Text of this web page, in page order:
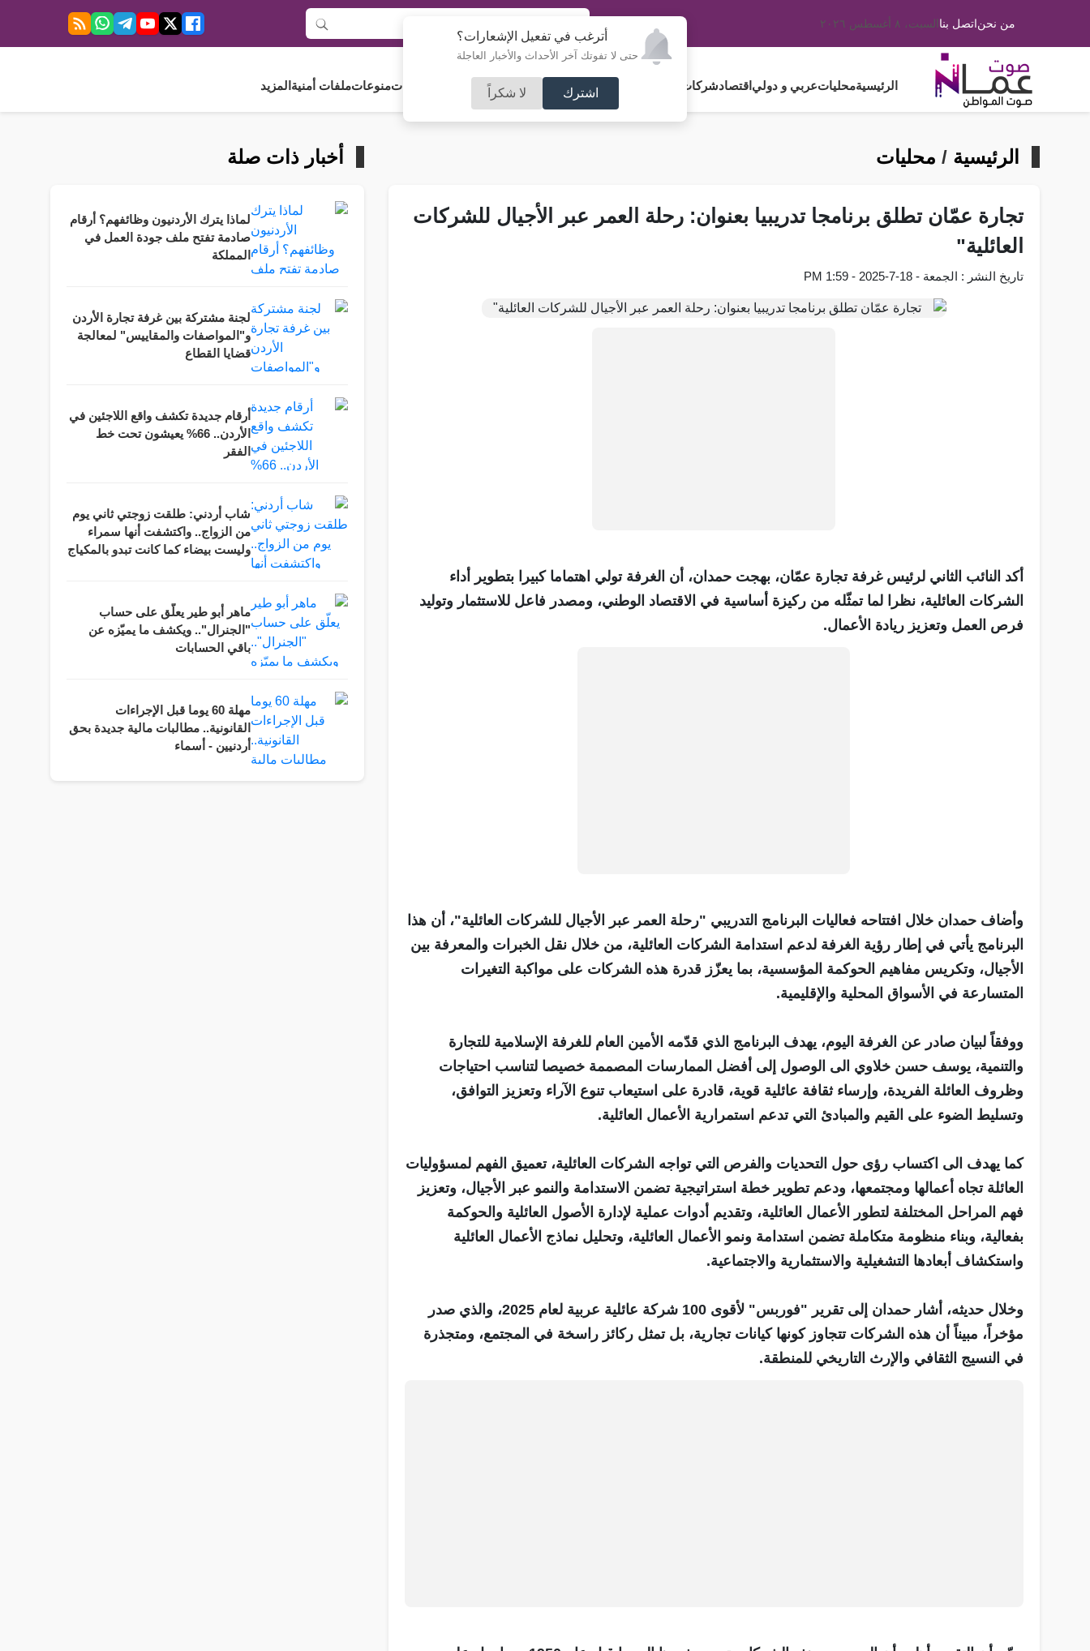
أترغب في تفعيل الإشعارات؟
حتى لا تفوتك آخر الأحداث والأخبار العاجلة
اشترك لا شكراً
من نحناتصل بناالسبت، ٨ أغسطس ٢٠٢٦
الرئيسيةمحلياتعربي و دولي اقتصادشركات و استثمار فلسطين مجلس الأمةرياضة آراء و مقالات جامعاتمنوعاتملفات أمنية المزيد
الرئيسية / محليات
تجارة عمّان تطلق برنامجا تدريبيا بعنوان: رحلة العمر عبر الأجيال للشركات
العائلية"
تاريخ النشر : الجمعة - 18-7-2025 - 1:59 PM
أكد النائب الثاني لرئيس غرفة تجارة عمّان، بهجت حمدان، أن الغرفة تولي اهتماما كبيرا بتطوير أداء
الشركات العائلية، نظرا لما تمثّله من ركيزة أساسية في الاقتصاد الوطني، ومصدر فاعل للاستثمار وتوليد
فرص العمل وتعزيز ريادة الأعمال.
وأضاف حمدان خلال افتتاحه فعاليات البرنامج التدريبي "رحلة العمر عبر الأجيال للشركات العائلية"، أن هذا
البرنامج يأتي في إطار رؤية الغرفة لدعم استدامة الشركات العائلية، من خلال نقل الخبرات والمعرفة بين
الأجيال، وتكريس مفاهيم الحوكمة المؤسسية، بما يعزّز قدرة هذه الشركات على مواكبة التغيرات
المتسارعة في الأسواق المحلية والإقليمية.
ووفقاً لبيان صادر عن الغرفة اليوم، يهدف البرنامج الذي قدّمه الأمين العام للغرفة الإسلامية للتجارة
والتنمية، يوسف حسن خلاوي الى الوصول إلى أفضل الممارسات المصممة خصيصا لتناسب احتياجات
وظروف العائلة الفريدة، وإرساء ثقافة عائلية قوية، قادرة على استيعاب تنوع الآراء وتعزيز التوافق،
وتسليط الضوء على القيم والمبادئ التي تدعم استمرارية الأعمال العائلية.
كما يهدف الى اكتساب رؤى حول التحديات والفرص التي تواجه الشركات العائلية، تعميق الفهم لمسؤوليات
العائلة تجاه أعمالها ومجتمعها، ودعم تطوير خطة استراتيجية تضمن الاستدامة والنمو عبر الأجيال، وتعزيز
فهم المراحل المختلفة لتطور الأعمال العائلية، وتقديم أدوات عملية لإدارة الأصول العائلية والحوكمة
بفعالية، وبناء منظومة متكاملة تضمن استدامة ونمو الأعمال العائلية، وتحليل نماذج الأعمال العائلية
واستكشاف أبعادها التشغيلية والاستثمارية والاجتماعية.
وخلال حديثه، أشار حمدان إلى تقرير "فوربس" لأقوى 100 شركة عائلية عربية لعام 2025، والذي صدر
مؤخراً، مبيناً أن هذه الشركات تتجاوز كونها كيانات تجارية، بل تمثل ركائز راسخة في المجتمع، ومتجذرة
في النسيج الثقافي والإرث التاريخي للمنطقة.
أخبار ذات صلة
لماذا يترك الأردنيون وظائفهم؟ أرقام
صادمة تفتح ملف جودة العمل في
المملكة
لجنة مشتركة بين غرفة تجارة الأردن
و"المواصفات والمقاييس" لمعالجة
قضايا القطاع
أرقام جديدة تكشف واقع اللاجئين في
الأردن.. 66% يعيشون تحت خط
الفقر
شاب أردني: طلقت زوجتي ثاني يوم
من الزواج.. واكتشفت أنها سمراء
وليست بيضاء كما كانت تبدو بالمكياج
ماهر أبو طير يعلّق على حساب
"الجنرال".. ويكشف ما يميّزه عن
باقي الحسابات
مهلة 60 يوما قبل الإجراءات
القانونية.. مطالبات مالية جديدة بحق
أردنيين - أسماء